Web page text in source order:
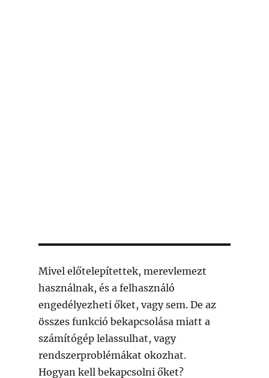
Mivel előtelepítettek, merevlemezt
használnak, és a felhasználó
engedélyezheti őket, vagy sem. De az
összes funkció bekapcsolása miatt a
számítógép lelassulhat, vagy
rendszerproblémákat okozhat.
Hogyan kell bekapcsolni őket?